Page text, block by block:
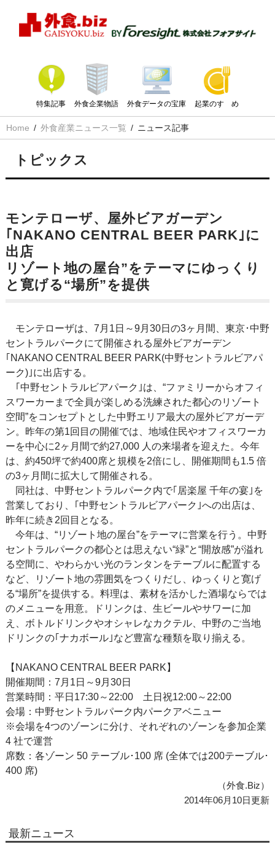
特集記事 外食企業物語 外食データの宝庫 起業のすゝめ
Home 外食産業ニュース一覧 ニュース記事
トピックス
モンテローザ、屋外ビアガーデン
｢NAKANO CENTRAL BEER PARK｣に
出店
リゾート地の屋台”をテーマにゆっくり
と寛げる“場所”を提供
モンテローザは、7月1日～9月30日の3ヶ月間、東京･中野
セントラルパークにて開催される屋外ビアガーデン
｢NAKANO CENTRAL BEER PARK(中野セントラルビアパ
ーク)｣に出店する。
｢中野セントラルビアパーク｣は、“ファミリーからオフィ
スワーカーまで全員が楽しめる洗練された都心のリゾート
空間”をコンセプトとした中野エリア最大の屋外ビアガーデ
ン。昨年の第1回目の開催では、地域住民やオフィスワーカ
ーを中心に2ヶ月間で約27,000 人の来場者を迎えた。今年
は、約450坪で約400席と規模を2倍にし、開催期間も1.5 倍
の3ヶ月間に拡大して開催される。
同社は、中野セントラルパーク内で｢居楽屋 千年の宴｣を
営業しており、｢中野セントラルビアパーク｣への出店は、
昨年に続き2回目となる。
今年は、“リゾート地の屋台”をテーマに営業を行う。中野
セントラルパークの都心とは思えない“緑”と“開放感”が溢れ
る空間に、やわらかい光のランタンをテーブルに配置する
など、リゾート地の雰囲気をつくりだし、ゆっくりと寛げ
る“場所”を提供する。料理は、素材を活かした酒場ならでは
のメニューを用意。ドリンクは、生ビールやサワーに加
え、ボトルドリンクやオシャレなカクテル、中野のご当地
ドリンクの｢ナカボール｣など豊富な種類を取り揃える。
【NAKANO CENTRAL BEER PARK】
開催期間：7月1日～9月30日
営業時間：平日17:30～22:00 土日祝12:00～22:00
会場：中野セントラルパーク内パークアベニュー
※会場を4つのゾーンに分け、それぞれのゾーンを参加企業
4 社で運営
席数：各ゾーン 50 テーブル･100 席 (全体では200テーブル･
400 席)
（外食.Biz）
2014年06月10日更新
最新ニュース